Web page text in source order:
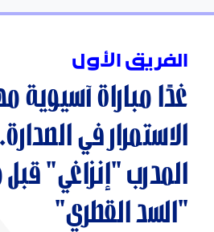
الفريق الأول
غدًا مباراة آسيوية
الاستمرار في
المدرب "إنزاغي"
"السد القطري"